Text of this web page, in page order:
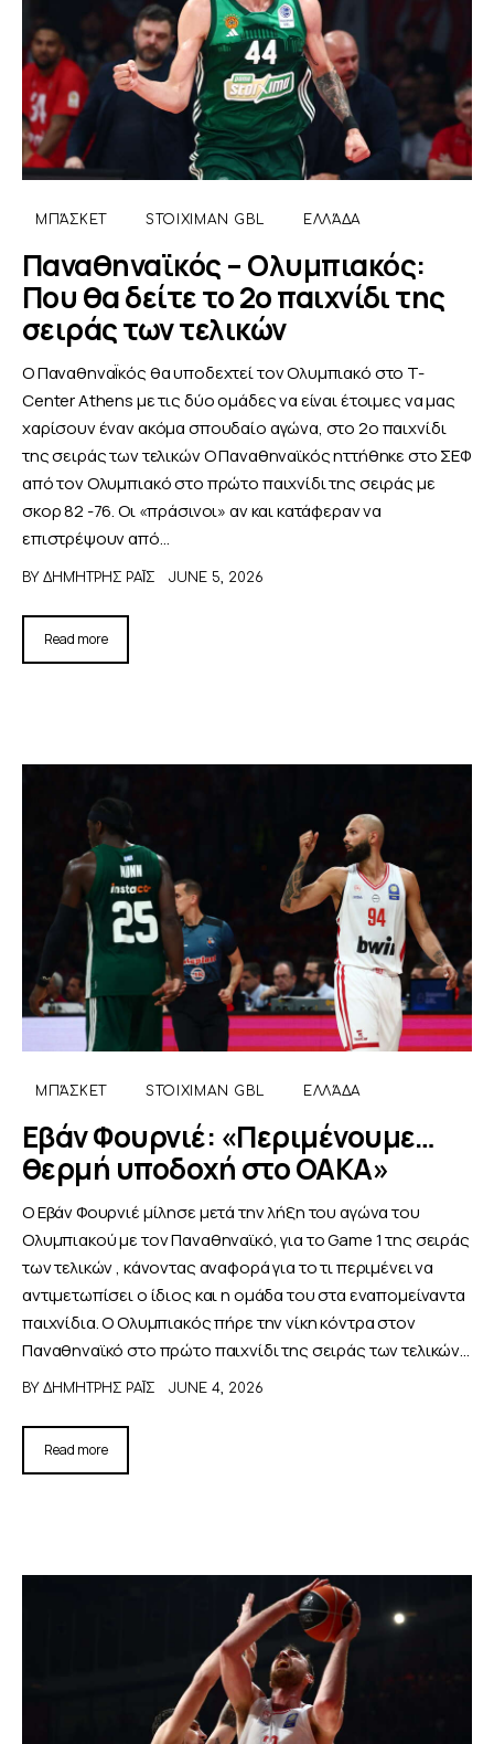
ΜΠΆΣΚΕΤ STOIXIMAN GBL ΕΛΛΆΔΑ
Παναθηναϊκός – Ολυμπιακός:
Που θα δείτε το 2ο παιχνίδι της
σειράς των τελικών
Ο ΠαναθηναΪκός θα υποδεχτεί τον Ολυμπιακό στο T-
Center Athens με τις δύο ομάδες να είναι έτοιμες να μας
χαρίσουν έναν ακόμα σπουδαίο αγώνα, στο 2ο παιχνίδι
της σειράς των τελικών Ο Παναθηναϊκός ηττήθηκε στο ΣΕΦ
από τον Ολυμπιακό στο πρώτο παιχνίδι της σειράς με
σκορ 82 -76. Οι «πράσινοι» αν και κατάφεραν να
επιστρέψουν από…
BY ΔΗΜΉΤΡΗΣ ΡΑΪ́Σ JUNE 5, 2026
Read more
ΜΠΆΣΚΕΤ STOIXIMAN GBL ΕΛΛΆΔΑ
Εβάν Φουρνιέ: «Περιμένουμε…
θερμή υποδοχή στο ΟΑΚΑ»
Ο Εβάν Φουρνιέ μίλησε μετά την λήξη του αγώνα του
Ολυμπιακού με τον Παναθηναϊκό, για το Game 1 της σειράς
των τελικών , κάνοντας αναφορά για το τι περιμένει να
αντιμετωπίσει ο ίδιος και η ομάδα του στα εναπομείναντα
παιχνίδια. Ο Ολυμπιακός πήρε την νίκη κόντρα στον
Παναθηναϊκό στο πρώτο παιχνίδι της σειράς των τελικών…
BY ΔΗΜΉΤΡΗΣ ΡΑΪ́Σ JUNE 4, 2026
Read more